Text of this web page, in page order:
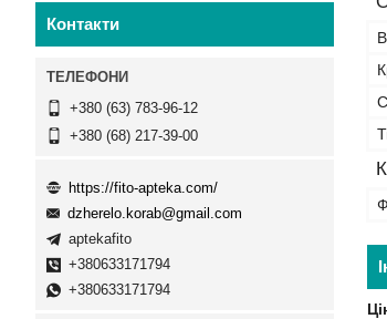
Контакти
+380 (63) 783-96-12
+380 (68) 217-39-00
https://fito-apteka.com/
dzherelo.korab@gmail.com
aptekafito
+380633171794
+380633171794